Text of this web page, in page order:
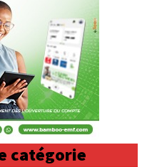
catégorie